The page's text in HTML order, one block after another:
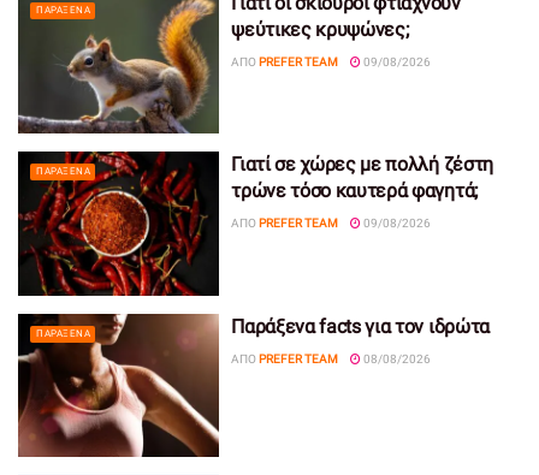
ΠΑΡΆΞΕΝΑ
ψεύτικες κρυψώνες;
ΑΠΌ PREFER TEAM 09/08/2026
ΠΑΡΆΞΕΝΑ
Γιατί σε χώρες με πολλή ζέστη
τρώνε τόσο καυτερά φαγητά;
ΑΠΌ PREFER TEAM 09/08/2026
ΠΑΡΆΞΕΝΑ Παράξενα facts για τον ιδρώτα
ΑΠΌ PREFER TEAM 08/08/2026